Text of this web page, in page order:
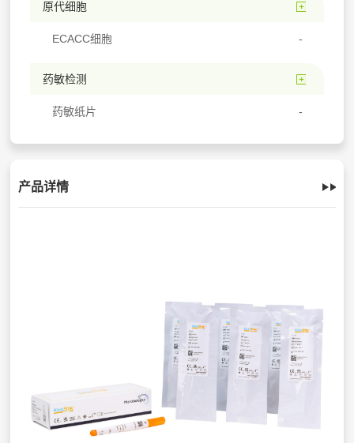
原代细胞
ECACC细胞
药敏检测
药敏纸片
产品详情